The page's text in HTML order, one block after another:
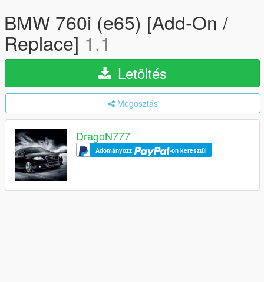
BMW 760i (e65) [Add-On /
Replace] 1.1
Letöltés
Megosztás
DragoN777
Adományozz -on keresztül